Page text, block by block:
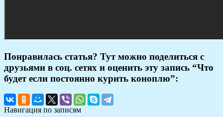
Понравилась статья? Тут можно поделиться с
друзьями в соц. сетях и оценить эту запись “Что
будет если постоянно курить коноплю”:
Навигация по записям